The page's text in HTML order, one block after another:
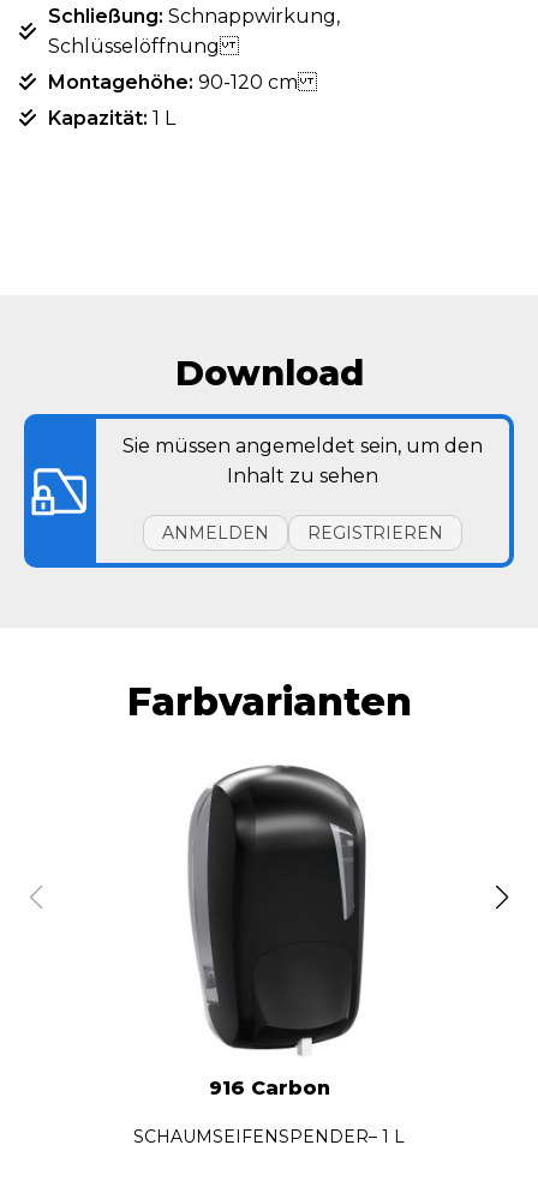
Schließung: Schnappwirkung,
Schlüsselöffnung
Montagehöhe: 90-120 cm
Kapazität: 1 L
Download
Sie müssen angemeldet sein, um den
Inhalt zu sehen
ANMELDEN REGISTRIEREN
Farbvarianten
916 Carbon
SCHAUMSEIFENSPENDER– 1 L